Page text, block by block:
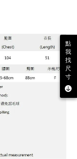
點
我
找
尺
寸